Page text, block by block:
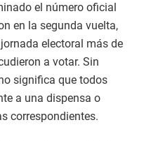
el número oficial
en la segunda vuelta,
electoral más de
a votar. Sin
significa que todos
a una dispensa o
correspondientes.